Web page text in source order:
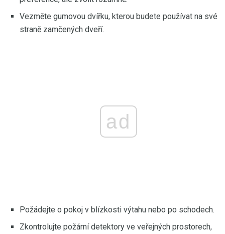
Vezměte gumovou dvířku, kterou budete používat na své
straně zamčených dveří.
ad
Požádejte o pokoj v blízkosti výtahu nebo po schodech.
Zkontrolujte požární detektory ve veřejných prostorech,